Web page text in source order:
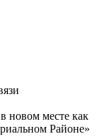
новом месте как
Районе»